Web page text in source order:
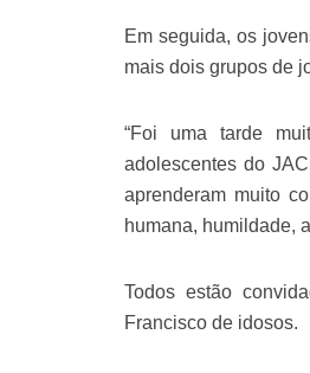
Em seguida, os
mais dois grupos de
“Foi uma tarde
adolescentes do
aprenderam muito
humana, humildade,
Todos estão
Francisco de idosos.